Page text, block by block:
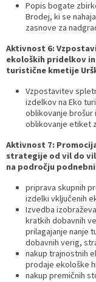
Popis bogate
Brodej, ki se
zasnove za
Aktivnost 6:
ekoloških pridelkov
turistične kmetije
Vzpostavitev
izdelkov na Eko
oblikovanje brošur
oblikovanje etiket
Aktivnost 7:
strategije od vil do
na področju
priprava skupnih
izdelki vključenih
Izvedba
kratkih dobavnih
prilagajanje nanje
dobavnih verig,
nakup trajnostnih
prodaje ekološke
nakup premičnih